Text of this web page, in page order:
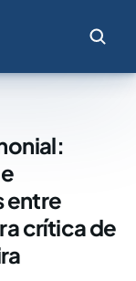
entre
crítica de